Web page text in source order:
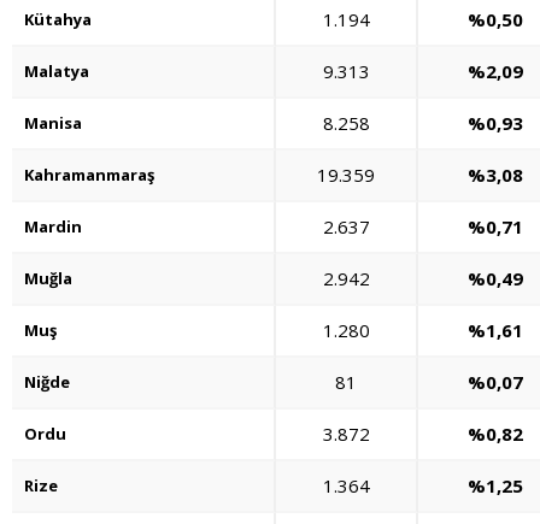
Kütahya 1.194 %0,50
Malatya 9.313 %2,09
Manisa 8.258 %0,93
Kahramanmaraş 19.359 %3,08
Mardin 2.637 %0,71
Muğla 2.942 %0,49
Muş 1.280 %1,61
Niğde 81 %0,07
Ordu 3.872 %0,82
Rize 1.364 %1,25